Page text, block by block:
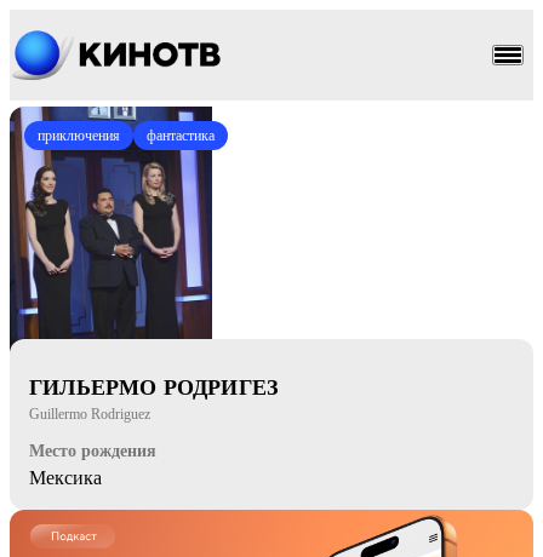
приключения фантастика
ГИЛЬЕРМО РОДРИГЕЗ
Guillermo Rodriguez
Место рождения
Мексика